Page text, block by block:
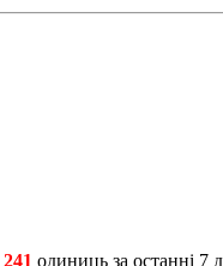
241 одиниць за останні 7